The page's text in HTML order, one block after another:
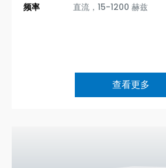
频率
直流，15-1200 赫兹
查看更多